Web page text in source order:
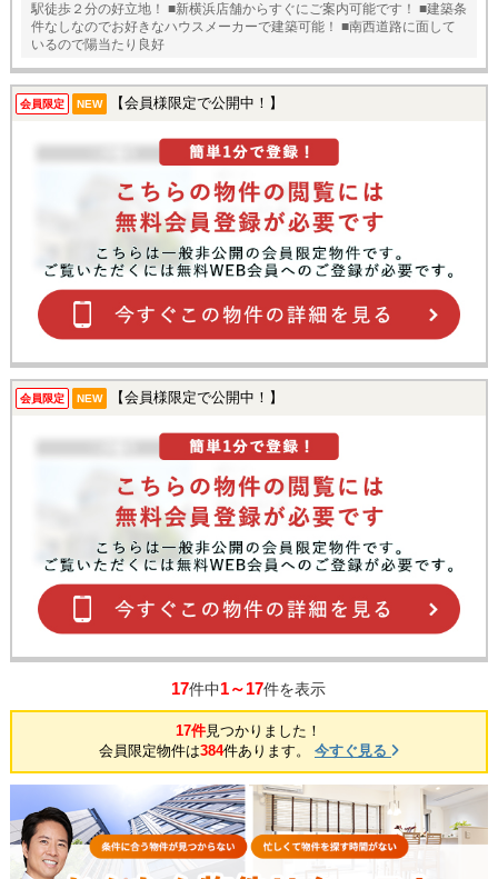
駅徒歩２分の好立地！ ■新横浜店舗からすぐにご案内可能です！ ■建築条
件なしなのでお好きなハウスメーカーで建築可能！ ■南西道路に面して
いるので陽当たり良好
会員限定 NEW 【会員様限定で公開中！】
会員限定 NEW 【会員様限定で公開中！】
17件中1～17件を表示
17件見つかりました！
会員限定物件は384件あります。 今すぐ見る